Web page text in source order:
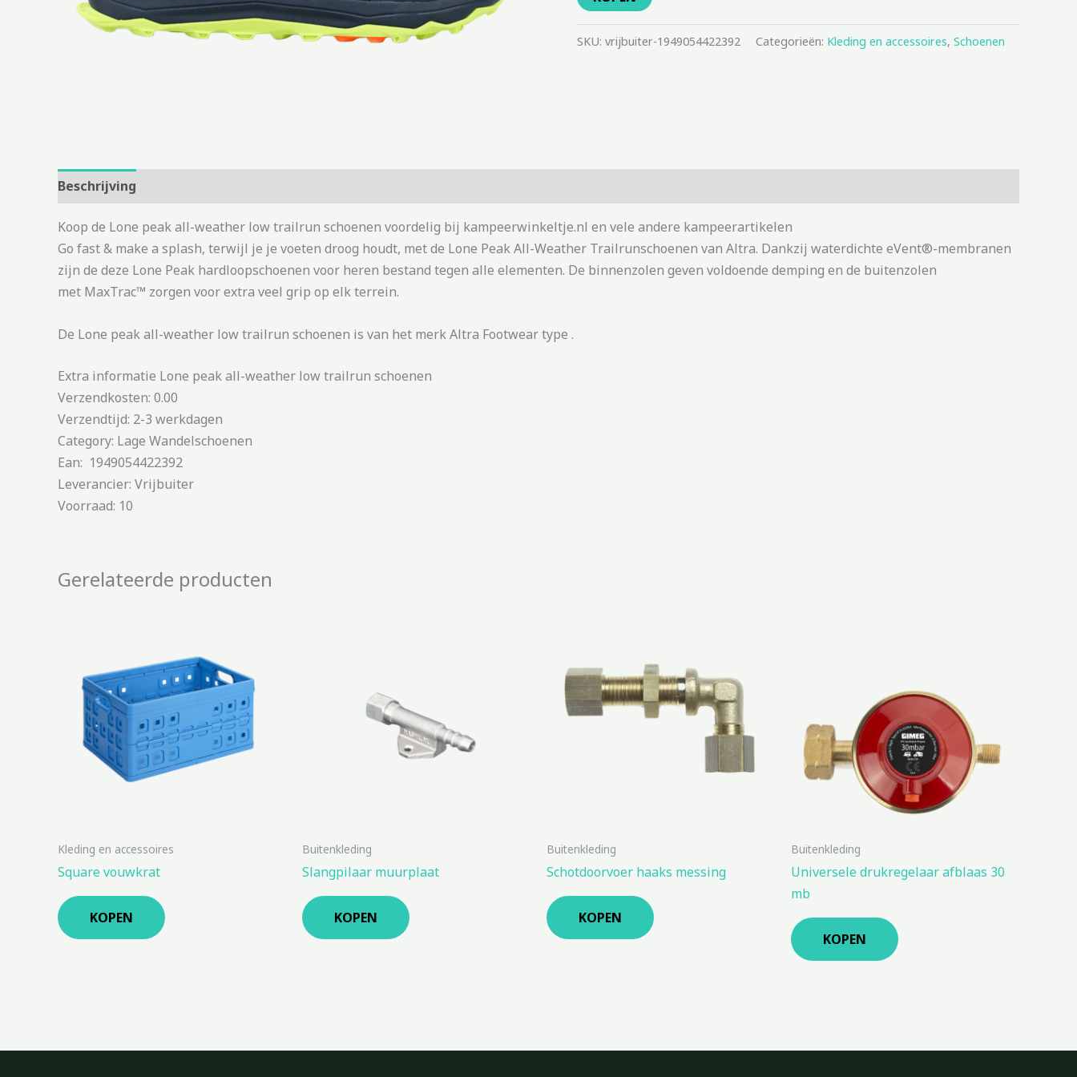
SKU: vrijbuiter-1949054422392 Categorieën: Kleding en accessoires, Schoenen
Beschrijving
Koop de Lone peak all-weather low trailrun schoenen voordelig bij kampeerwinkeltje.nl en vele andere kampeerartikelen
Go fast & make a splash, terwijl je je voeten droog houdt, met de Lone Peak All-Weather Trailrunschoenen van Altra. Dankzij waterdichte eVent®-membranen
zijn de deze Lone Peak hardloopschoenen voor heren bestand tegen alle elementen. De binnenzolen geven voldoende demping en de buitenzolen
met MaxTrac™ zorgen voor extra veel grip op elk terrein.
De Lone peak all-weather low trailrun schoenen is van het merk Altra Footwear type .
Extra informatie Lone peak all-weather low trailrun schoenen
Verzendkosten: 0.00
Verzendtijd: 2-3 werkdagen
Category: Lage Wandelschoenen
Ean: 1949054422392
Leverancier: Vrijbuiter
Voorraad: 10
Gerelateerde producten
Kleding en accessoires
Square vouwkrat
KOPEN
Buitenkleding
Slangpilaar muurplaat
KOPEN
Buitenkleding
Schotdoorvoer haaks messing
KOPEN
Buitenkleding
Universele drukregelaar afblaas 30
mb
KOPEN